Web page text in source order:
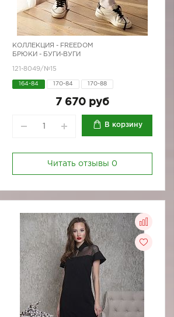
КОЛЛЕКЦИЯ - FREEDOM
БРЮКИ - БУГИ-ВУГИ
121-8049/№15
164-84 170-84 170-88
7 670 руб
В корзину
Читать отзывы 0